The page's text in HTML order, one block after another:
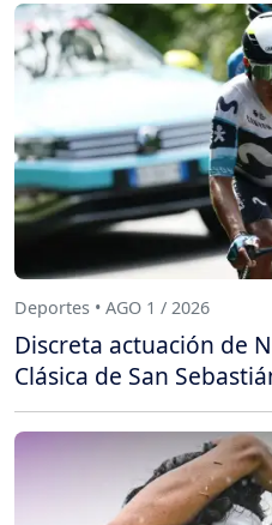
Deportes • AGO 1 / 2026
Discreta actuación de
Clásica de San